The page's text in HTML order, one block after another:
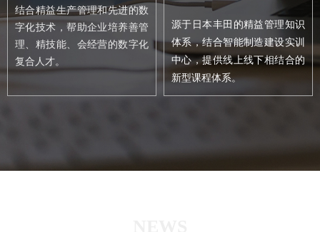
结合精益生产管理和先进的数
字化技术，帮助企业培养善管
理、精技能、会经营的数字化
复合人才。
源于日本丰田的精益管理知识
体系，结合智能制造建设实训
中心，提供线上线下相结合的
新型课程体系。